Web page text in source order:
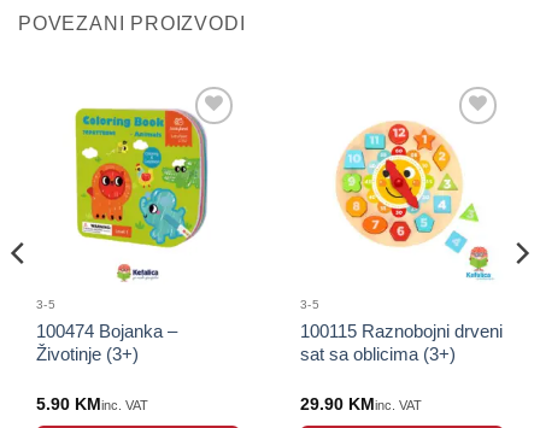
POVEZANI PROIZVODI
Sačuvaj
proizvod
3-5
100474 Bojanka –
Životinje (3+)
5.90 KMinc. VAT
Sačuvaj
proizvod
3-5
100115 Raznobojni drveni
sat sa oblicima (3+)
29.90 KMinc. VAT